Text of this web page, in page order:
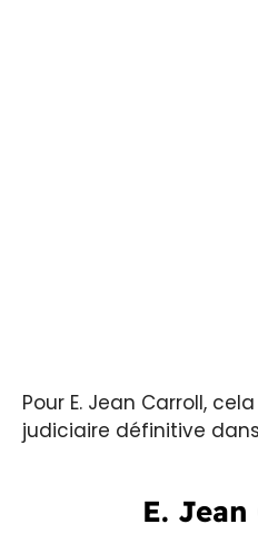
Pour E. Jean Carroll,
judiciaire définitive
E.